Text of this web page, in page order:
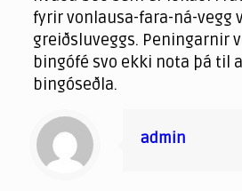
fyrir vonlausa-fara-ná-vegg
greiðsluveggs. Peningarnir
bingófé svo ekki nota þá til
bingóseðla.
admin